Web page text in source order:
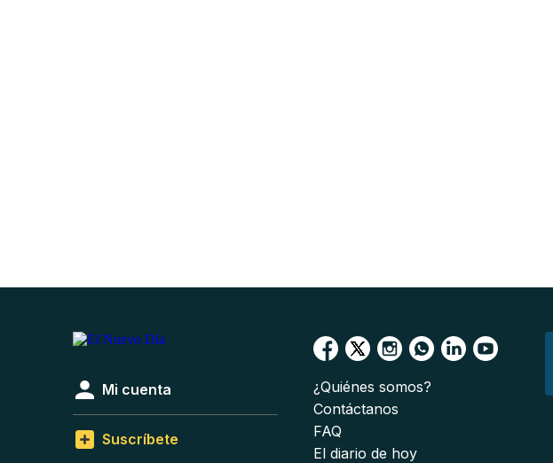
Mi cuenta
Suscríbete
¿Quiénes somos?
Contáctanos
FAQ
El diario de hoy